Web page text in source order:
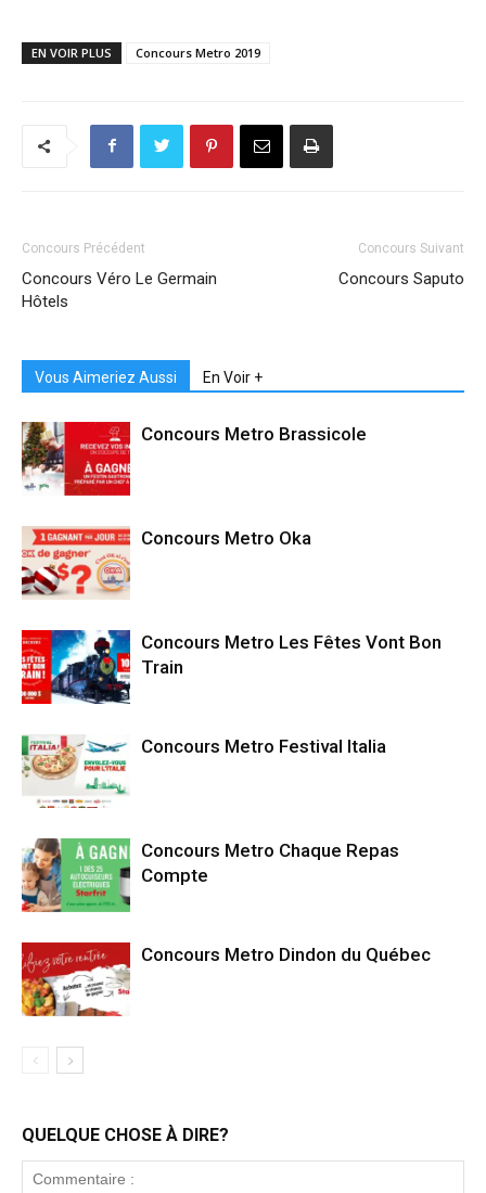
EN VOIR PLUS Concours Metro 2019
Concours Précédent
Concours Véro Le Germain
Hôtels
Concours Suivant
Concours Saputo
Vous Aimeriez Aussi En Voir +
Concours Metro Brassicole
Concours Metro Oka
Concours Metro Les Fêtes Vont Bon
Train
Concours Metro Festival Italia
Concours Metro Chaque Repas
Compte
Concours Metro Dindon du Québec
QUELQUE CHOSE À DIRE?